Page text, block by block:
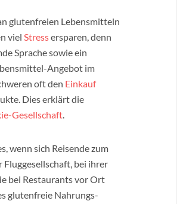
glutenfreien Lebensmitteln
viel Stressersparen, denn
Sprache sowie ein
Angebot im
oft den Einkauf
Dies erklärt die
Gesellschaft.
wenn sich Reisende zum
Fluggesellschaft, bei ihrer
bei Restaurants vor Ort
glutenfreie Nahrungs-